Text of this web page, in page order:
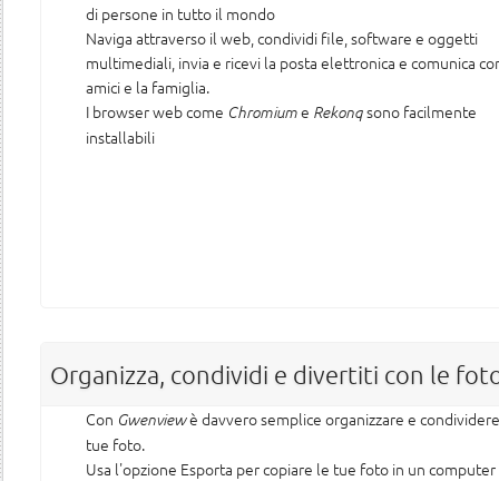
di persone in tutto il mondo
Naviga attraverso il web, condividi file, software e oggetti
multimediali, invia e ricevi la posta elettronica e comunica
amici e la famiglia.
I browser web come Chromiume Rekonqsono facilmente
installabili
Organizza, condividi e divertiti con le
Con Gwenviewè davvero semplice organizzare e
tue foto.
Usa l'opzione Esporta per copiare le tue foto in un computer